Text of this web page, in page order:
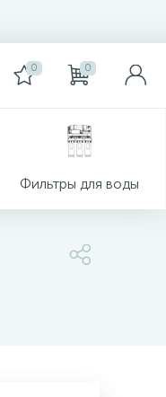
0 0
Фильтры для воды